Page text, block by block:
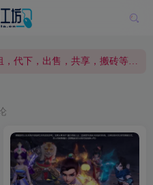
售，共享，搬砖等，否则删除会员权限!
售，共享，搬砖等，否则删除会员权限!